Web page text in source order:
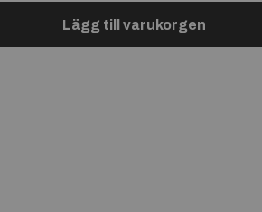
Lägg till varukorgen